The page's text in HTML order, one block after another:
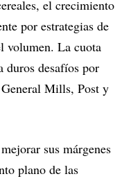
el crecimiento
por estrategias de
volumen. La cuota
duros desafíos por
Mills, Post y
sus márgenes
plano de las